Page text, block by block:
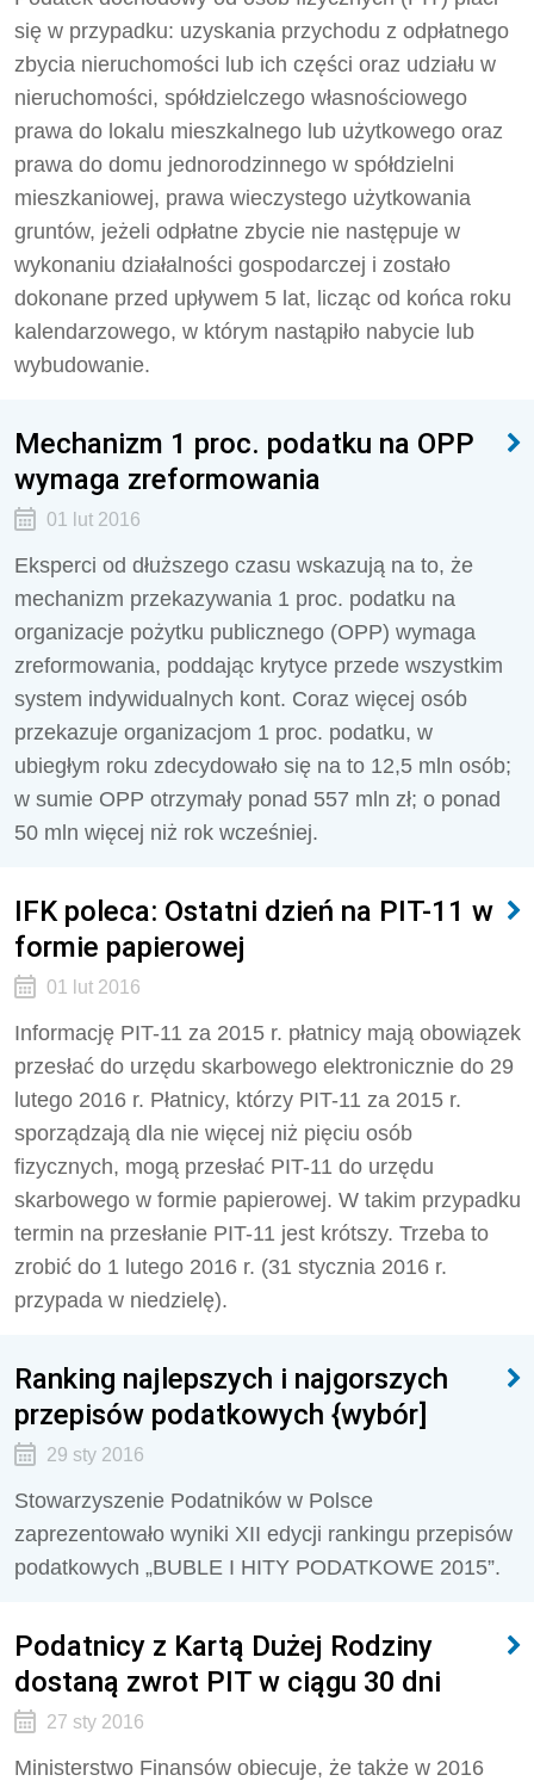
się w przypadku: uzyskania przychodu z odpłatnego
zbycia nieruchomości lub ich części oraz udziału w
nieruchomości, spółdzielczego własnościowego
prawa do lokalu mieszkalnego lub użytkowego oraz
prawa do domu jednorodzinnego w spółdzielni
mieszkaniowej, prawa wieczystego użytkowania
gruntów, jeżeli odpłatne zbycie nie następuje w
wykonaniu działalności gospodarczej i zostało
dokonane przed upływem 5 lat, licząc od końca roku
kalendarzowego, w którym nastąpiło nabycie lub
wybudowanie.
Mechanizm 1 proc. podatku na OPP
wymaga zreformowania
01 lut 2016
Eksperci od dłuższego czasu wskazują na to, że
mechanizm przekazywania 1 proc. podatku na
organizacje pożytku publicznego (OPP) wymaga
zreformowania, poddając krytyce przede wszystkim
system indywidualnych kont. Coraz więcej osób
przekazuje organizacjom 1 proc. podatku, w
ubiegłym roku zdecydowało się na to 12,5 mln osób;
w sumie OPP otrzymały ponad 557 mln zł; o ponad
50 mln więcej niż rok wcześniej.
IFK poleca: Ostatni dzień na PIT-11 w
formie papierowej
01 lut 2016
Informację PIT-11 za 2015 r. płatnicy mają obowiązek
przesłać do urzędu skarbowego elektronicznie do 29
lutego 2016 r. Płatnicy, którzy PIT-11 za 2015 r.
sporządzają dla nie więcej niż pięciu osób
fizycznych, mogą przesłać PIT-11 do urzędu
skarbowego w formie papierowej. W takim przypadku
termin na przesłanie PIT-11 jest krótszy. Trzeba to
zrobić do 1 lutego 2016 r. (31 stycznia 2016 r.
przypada w niedzielę).
Ranking najlepszych i najgorszych
przepisów podatkowych {wybór]
29 sty 2016
Stowarzyszenie Podatników w Polsce
zaprezentowało wyniki XII edycji rankingu przepisów
podatkowych „BUBLE I HITY PODATKOWE 2015”.
Podatnicy z Kartą Dużej Rodziny
dostaną zwrot PIT w ciągu 30 dni
27 sty 2016
Ministerstwo Finansów obiecuje, że także w 2016